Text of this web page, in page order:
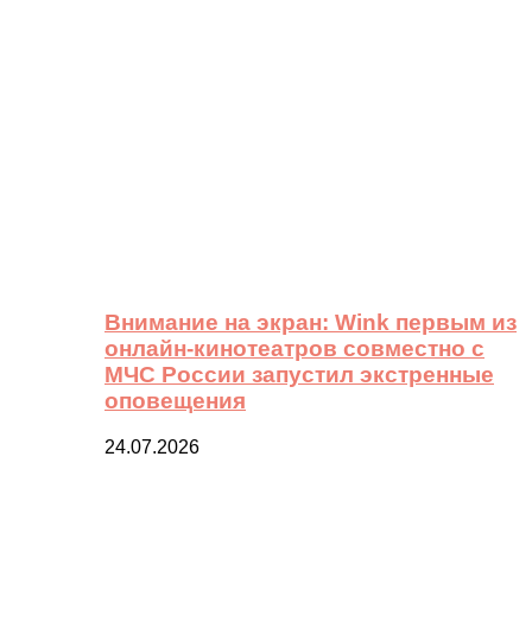
Внимание на экран: Wink первым из
онлайн-кинотеатров совместно с
МЧС России запустил экстренные
оповещения
24.07.2026